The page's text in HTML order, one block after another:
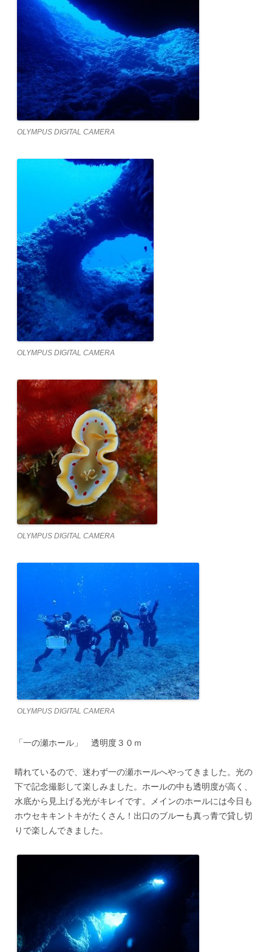
OLYMPUS DIGITAL CAMERA
OLYMPUS DIGITAL CAMERA
OLYMPUS DIGITAL CAMERA
OLYMPUS DIGITAL CAMERA
「一の瀬ホール」 透明度３０ｍ
晴れているので、迷わず一の瀬ホールへやってきました。光の
下で記念撮影して楽しみました。ホールの中も透明度が高く、
水底から見上げる光がキレイです。メインのホールには今日も
ホウセキキントキがたくさん！出口のブルーも真っ青で貸し切
りで楽しんできました。